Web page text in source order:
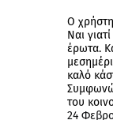
Ο
Ναι
έρωτα.
καλό
του
24